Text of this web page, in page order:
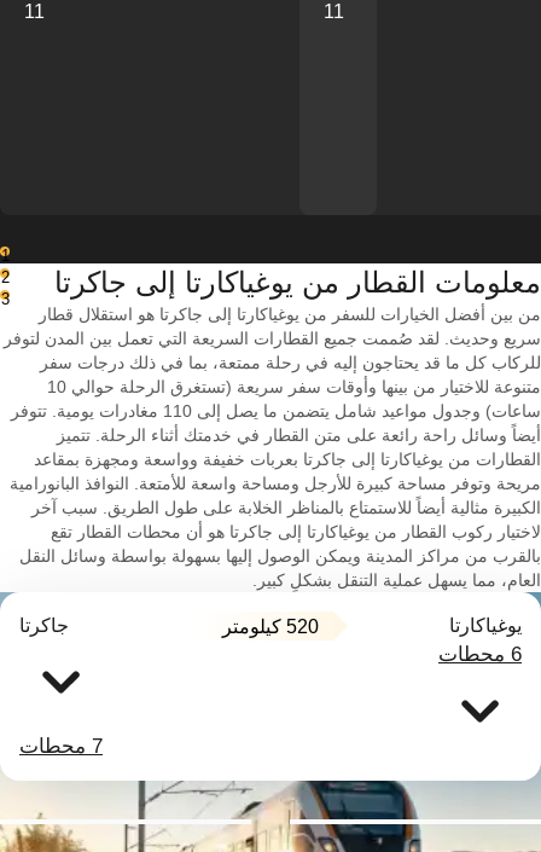
11 11
1
2
3
معلومات القطار من ‎يوغياكارتا إلى ‎جاكرتا
من بين أفضل الخيارات للسفر من يوغياكارتا إلى جاكرتا هو استقلال قطار
سريع وحديث. لقد صُممت جميع القطارات السريعة التي تعمل بين المدن لتوفر
للركاب كل ما قد يحتاجون إليه في رحلة ممتعة، بما في ذلك درجات سفر
متنوعة للاختيار من بينها وأوقات سفر سريعة (تستغرق الرحلة حوالي 10
ساعات) وجدول مواعيد شامل يتضمن ما يصل إلى 110 مغادرات يومية. تتوفر
أيضاً وسائل راحة رائعة على متن القطار في خدمتك أثناء الرحلة. تتميز
القطارات من يوغياكارتا إلى جاكرتا بعربات خفيفة وواسعة ومجهزة بمقاعد
مريحة وتوفر مساحة كبيرة للأرجل ومساحة واسعة للأمتعة. النوافذ البانورامية
الكبيرة مثالية أيضاً للاستمتاع بالمناظر الخلابة على طول الطريق. سبب آخر
لاختيار ركوب القطار من يوغياكارتا إلى جاكرتا هو أن محطات القطار تقع
بالقرب من مراكز المدينة ويمكن الوصول إليها بسهولة بواسطة وسائل النقل
العام، مما يسهل عملية التنقل بشكلٍ كبير.
يوغياكارتا 520 كيلومتر جاكرتا
6 محطات
7 محطات